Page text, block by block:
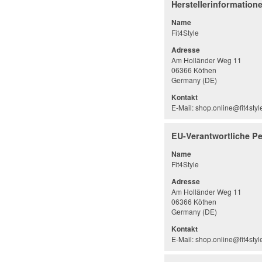
Name
Fit4Style
Adresse
Am Holländer Weg 11
06366 Köthen
Germany (DE)
Kontakt
E-Mail:
EU-Verantwortliche
Name
Fit4Style
Adresse
Am Holländer Weg 11
06366 Köthen
Germany (DE)
Kontakt
E-Mail: